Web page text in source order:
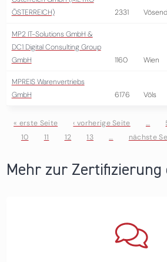
ÖSTERREICH)
2331
MP2 IT-Solutions GmbH &
DC1 Digital Consulting Group
GmbH
1160 Wien
MPREIS Warenvertriebs
GmbH
6176 Völs
Seiten
« erste Seite ‹ vorherige Seite …
10
11 12 13 … nächste
Mehr zur Zertifizierung